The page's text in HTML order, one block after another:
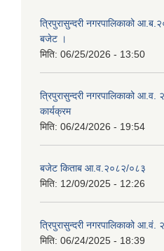
त्रिपुरासुन्दरी नगरपालिकाको
बजेट ।
मिति: 06/25/2026 - 13:50
त्रिपुरासुन्दरी नगरपालिकाको आ.व.
कार्यक्रम
मिति: 06/24/2026 - 19:54
बजेट किताब आ.व.२०८२/०८३
मिति: 12/09/2025 - 12:26
त्रिपुरासुन्दरी नगरपालिकाको
मिति: 06/24/2025 - 18:39